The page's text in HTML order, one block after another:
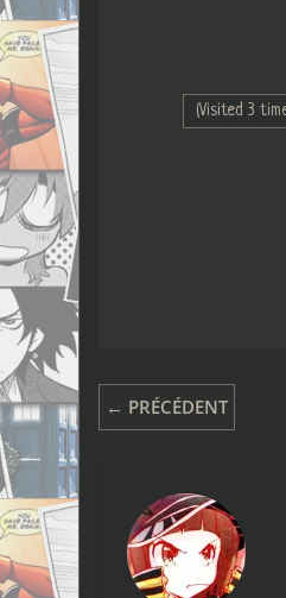
(Visited 3
← PRÉCÉDENT